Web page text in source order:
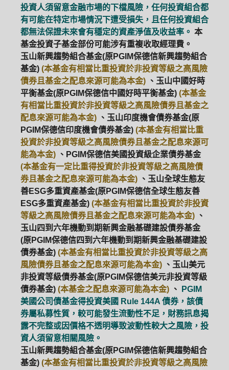
投資人須留意金融市場的下檔風險，任何投資組合都
有可能在特定市場情況下遭受損失，且任何投資組合
都無法保證未來會有穩定的資產淨值及收益率。 本
基金投資子基金部份可能涉有重複收取經理費。
玉山新興趨勢組合基金(原PGIM保德信新興趨勢組合
基金) (本基金有相當比重投資於非投資等級之高風險
債券且基金之配息來源可能為本金) 、玉山中國好時
平衡基金(原PGIM保德信中國好時平衡基金) (本基金
有相當比重投資於非投資等級之高風險債券且基金之
配息來源可能為本金) 、玉山印度機會債券基金(原
PGIM保德信印度機會債券基金) (本基金有相當比重
投資於非投資等級之高風險債券且基金之配息來源可
能為本金) 、PGIM保德信美國投資級企業債券基金
(本基金有一定比重得投資於非投資等級之高風險債
券且基金之配息來源可能為本金) 、玉山全球生態友
善ESG多重資產基金(原PGIM保德信全球生態友善
ESG多重資產基金) (本基金有相當比重投資於非投資
等級之高風險債券且基金之配息來源可能為本金) 、
玉山四到六年機動到期新興金融基礎建設債券基金
(原PGIM保德信四到六年機動到期新興金融基礎建設
債券基金) (本基金有相當比重投資於非投資等級之高
風險債券且基金之配息來源可能為本金) 、玉山美元
非投資等級債券基金(原PGIM保德信美元非投資等級
債券基金) (本基金之配息來源可能為本金) 、
PGIM
美國公司債基金得投資美國 Rule 144A 債券，該債
券屬私募性質，較可能發生流動性不足，財務訊息揭
露不完整或因價格不透明導致波動性較大之風險，投
資人須留意相關風險。
玉山新興趨勢組合基金(原PGIM保德信新興趨勢組合
基金) (本基金有相當比重投資於非投資等級之高風險